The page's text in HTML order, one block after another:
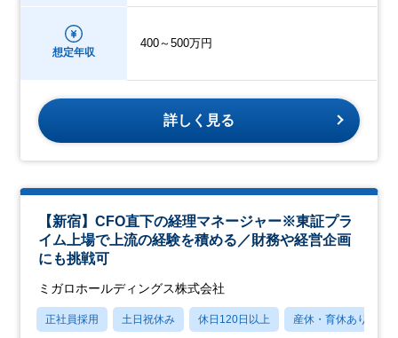
想定年収
400～500万円
詳しく見る
【新宿】CFO直下の経理マネージャー※東証プラ
イム上場で上流の経験を積める／財務や経営企画
にも挑戦可
ミガロホールディングス株式会社
正社員採用 土日祝休み 休日120日以上 産休・育休あり